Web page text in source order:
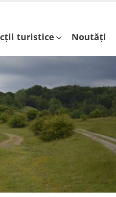
turistice Noutăți